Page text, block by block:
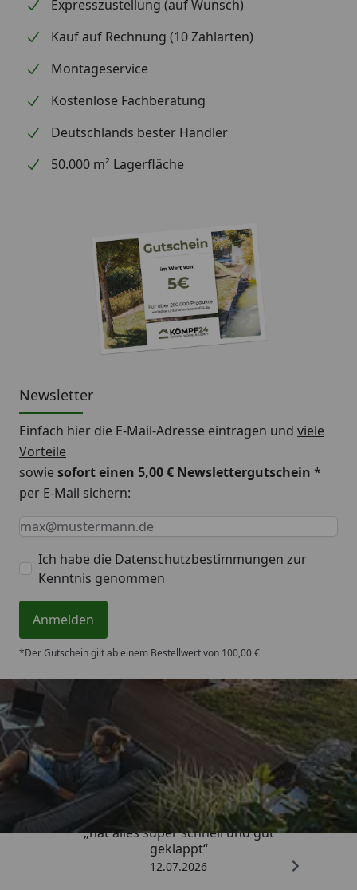
Expresszustellung (auf Wunsch)
Kauf auf Rechnung (10 Zahlarten)
Montageservice
Kostenlose Fachberatung
Deutschlands bester Händler
50.000 m² Lagerfläche
Newsletter
Einfach hier die E-Mail-Adresse eintragen und viele
Vorteile
sowiesofort einen 5,00 € Newslettergutschein *
per E-Mail sichern:
Keine Eingabe erforderlich
Eingabe erforderlich
E-Mail *
Ich habe die Datenschutzbestimmungen zur
Kenntnis genommen
Anmelden
*Der Gutschein gilt ab einem Bestellwert von 100,00 €
Trusted Shops
4,71/ 5
„hat alles super schnell und gut
geklappt“
12.07.2026